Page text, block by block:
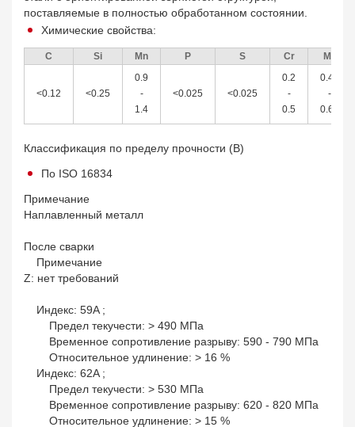
поставляемые в полностью обработанном состоянии.
Химические свойства:
C Si Mn P S Cr Mo
<0.12 <0.25
0.9
-
1.4
<0.025 <0.025
0.2
-
0.5
0.40
-
0.65
Классификация по пределу прочности (B)
По ISO 16834
Примечание
Наплавленный металл
После сварки
Примечание
Z: нет требований
Индекс: 59A ;
Предел текучести: > 490 МПа
Временное сопротивление разрыву: 590 - 790 МПа
Относительное удлинение: > 16 %
Индекс: 62A ;
Предел текучести: > 530 МПа
Временное сопротивление разрыву: 620 - 820 МПа
Относительное удлинение: > 15 %